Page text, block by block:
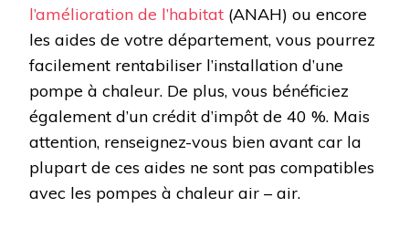
l’amélioration de l’habitat (ANAH) ou encore
les aides de votre département, vous pourrez
facilement rentabiliser l’installation d’une
pompe à chaleur. De plus, vous bénéficiez
également d’un crédit d’impôt de 40 %. Mais
attention, renseignez-vous bien avant car la
plupart de ces aides ne sont pas compatibles
avec les pompes à chaleur air – air.